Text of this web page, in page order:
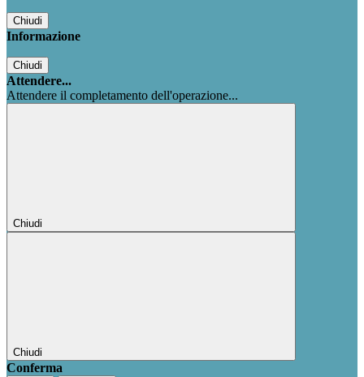
Chiudi
Informazione
Chiudi
Attendere...
Attendere il completamento dell'operazione...
Chiudi
Chiudi
Conferma